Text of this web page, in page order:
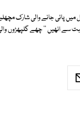
میں پائی جانے والی شارک
سے انھیں '' چھے گلپھڑوں